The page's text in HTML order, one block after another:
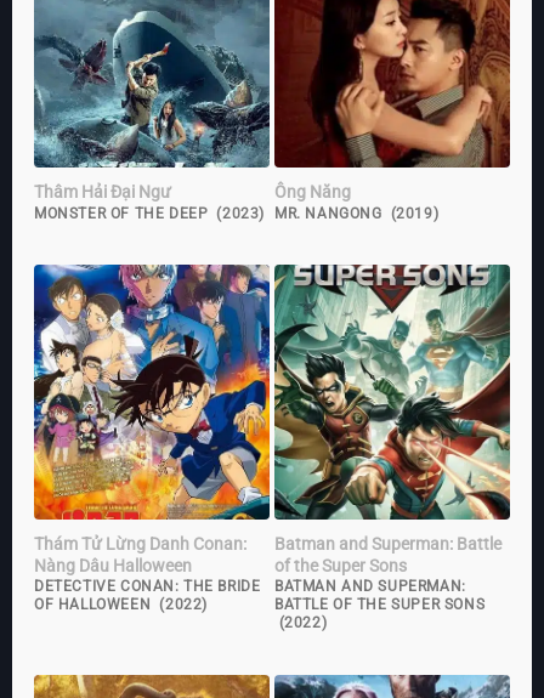
Thâm Hải Đại Ngư
MONSTER OF THE DEEP (2023)
Ông Năng
MR. NANGONG (2019)
Thám Tử Lừng Danh Conan:
Nàng Dâu Halloween
DETECTIVE CONAN: THE BRIDE
OF HALLOWEEN (2022)
Batman and Superman: Battle
of the Super Sons
BATMAN AND SUPERMAN:
BATTLE OF THE SUPER SONS
(2022)